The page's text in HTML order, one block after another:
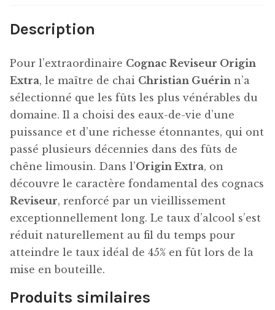
Description
Pour l’extraordinaire Cognac Reviseur Origin
Extra, le maître de chai Christian Guérin n’a
sélectionné que les fûts les plus vénérables du
domaine. Il a choisi des eaux-de-vie d’une
puissance et d’une richesse étonnantes, qui ont
passé plusieurs décennies dans des fûts de
chêne limousin. Dans l’Origin Extra, on
découvre le caractère fondamental des cognacs
Reviseur, renforcé par un vieillissement
exceptionnellement long. Le taux d’alcool s’est
réduit naturellement au fil du temps pour
atteindre le taux idéal de 45% en fût lors de la
mise en bouteille.
Produits similaires